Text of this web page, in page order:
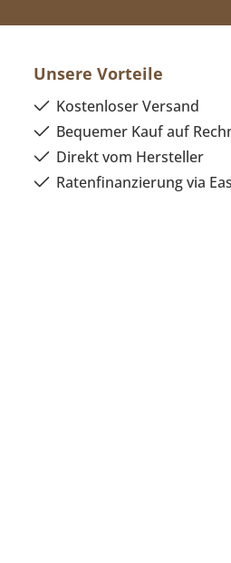
Unsere Vorteile
Kostenloser Versand
Bequemer Kauf auf
Direkt vom Hersteller
Ratenfinanzierung via